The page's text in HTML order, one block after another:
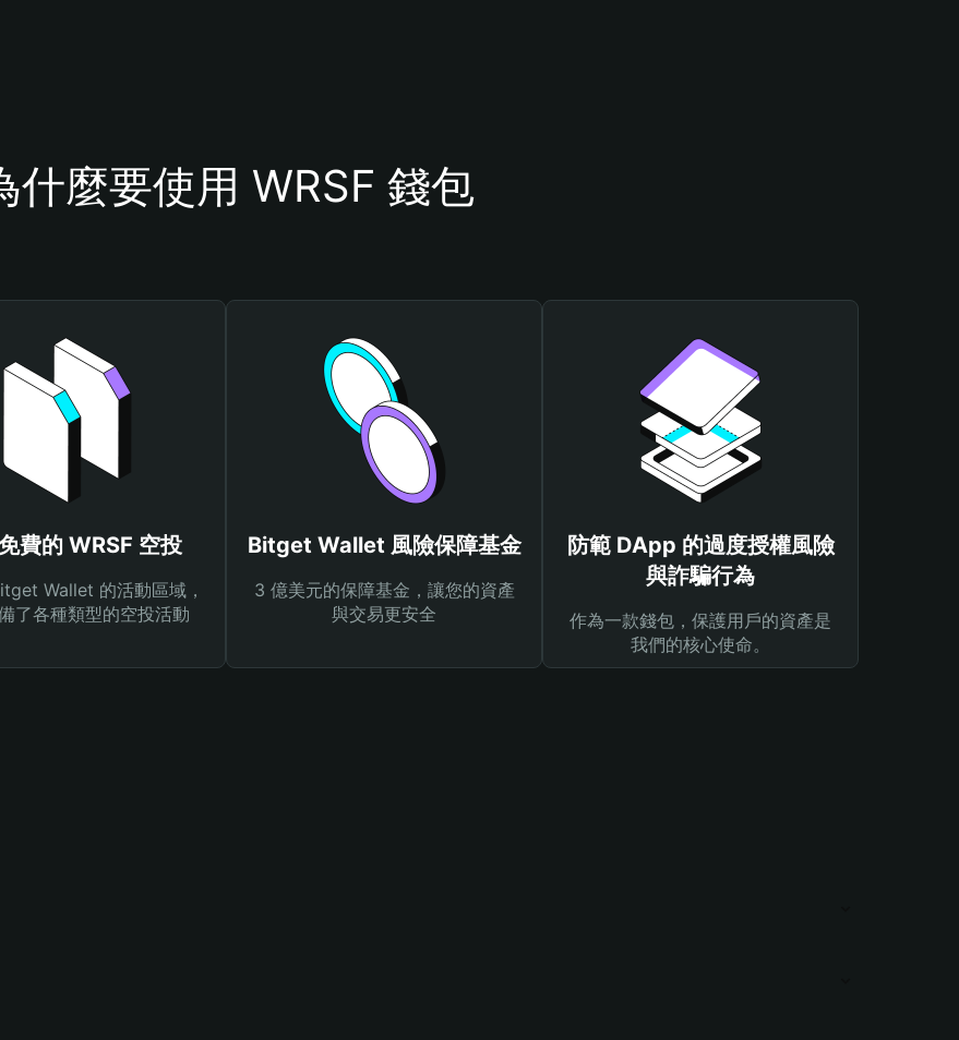
什麼要使用 WRSF 錢包
費的 WRSF 空投
Wallet 的活動區域，
了各種類型的空投活動
Bitget Wallet 風險保障基金
3 億美元的保障基金，讓您的資產
與交易更安全
防範 DApp 的過度授權風險
與詐騙行為
作為一款錢包，保護用戶的資產是
我們的核心使命。